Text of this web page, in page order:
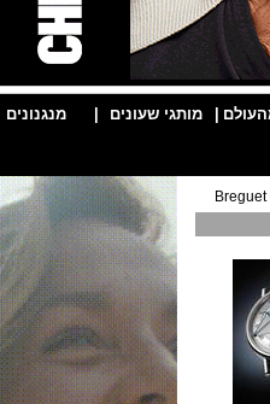
| מותגי שעונים | מנגנונים |